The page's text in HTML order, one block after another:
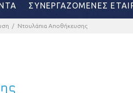
ΣΥΝΕΡΓΑΖΟΜΕΝΕΣ
Ντουλάπια Αποθήκευσης